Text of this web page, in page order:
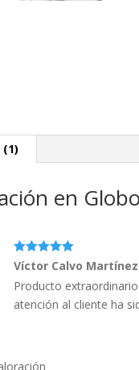
en
Valorado en
Víctor Calvo
Producto
atención al cliente ha